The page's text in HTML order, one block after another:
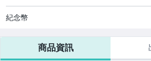
紀念幣
商品資訊